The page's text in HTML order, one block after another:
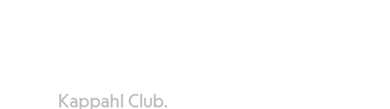
Kappahl Club.